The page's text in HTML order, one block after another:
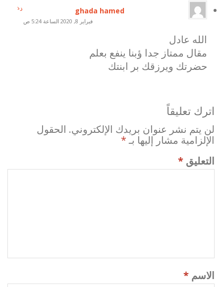
ghada hamed رد
فبراير 8, 2020 الساعة 5:24 ص
الله عادل
مقال ممتاز جدا ؤبنا ينفع بعلم
حضرتك ويرزقك بر ابنتك
اترك تعليقاً
لن يتم نشر عنوان بريدك الإلكتروني. الحقول
الإلزامية مشار إليها بـ*
التعليق *
الاسم *